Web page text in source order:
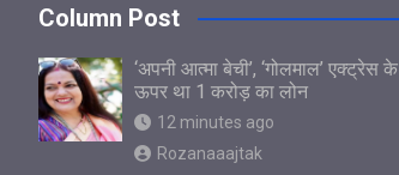
Column Post
‘अपनी आत्मा बेची’, ‘गोलमाल’ एक्ट्रेस के
ऊपर था 1 करोड़ का लोन
12 minutes ago
Rozanaaajtak